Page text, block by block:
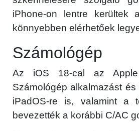
iPhone-on lentre kerültek
könnyebben elérhetőek
Számológép
Az iOS 18-cal az
Számológép alkalmazást
iPadOS-re is, valamint a
bevezették a korábbi C/AC